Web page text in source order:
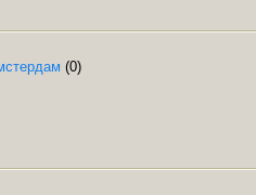
(0)